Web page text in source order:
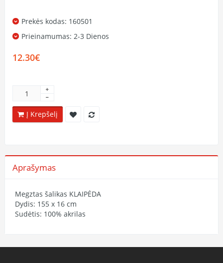
Prekės kodas: 160501
Prieinamumas: 2-3 Dienos
12.30€
Į Krepšelį
Aprašymas
Megztas šalikas KLAIPĖDA
Dydis: 155 x 16 cm
Sudėtis: 100% akrilas